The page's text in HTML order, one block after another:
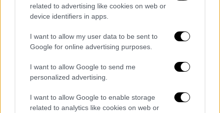
related to advertising like cookies on web or
device identifiers in apps.
I want to allow my user data to be sent to
Google for online advertising purposes.
I want to allow Google to send me
personalized advertising.
I want to allow Google to enable storage
related to analytics like cookies on web or
video